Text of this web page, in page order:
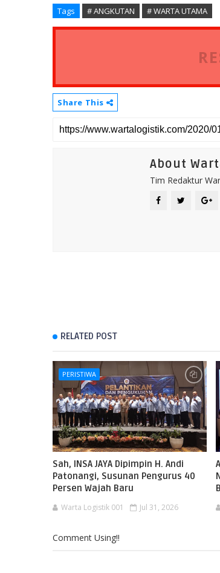
Tags # ANGKUTAN # WARTA UTAMA
Share This
About
Tim Redaktur
RELATED POST
PERISTIWA
Sah, INSA JAYA Dipimpin H. Andi
Patonangi, Susunan Pengurus 40
Persen Wajah Baru
Warta Logistik 001 Jul 31, 2026
Comment Using!!